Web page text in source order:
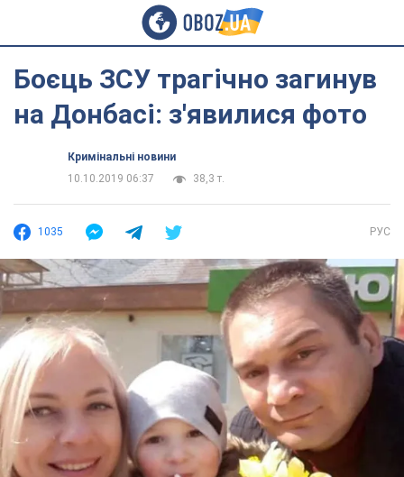
Боєць ЗСУ трагічно загинув
на Донбасі: з'явилися фото
Кримінальні новини
10.10.2019 06:37
38,3 т.
1035 РУС